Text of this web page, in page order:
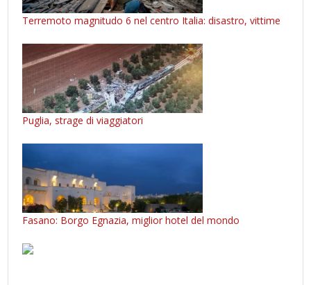
Terremoto magnitudo 6 nel centro Italia: disastro, vittime
Puglia, strage di viaggiatori
Fasano: Borgo Egnazia, miglior hotel del mondo